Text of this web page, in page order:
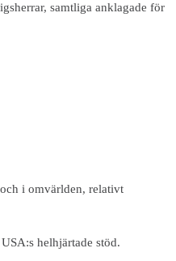
samtliga anklagade för
i omvärlden, relativt
helhjärtade stöd.